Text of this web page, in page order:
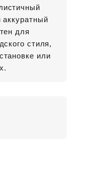
аккуратный
для
стиля,
или